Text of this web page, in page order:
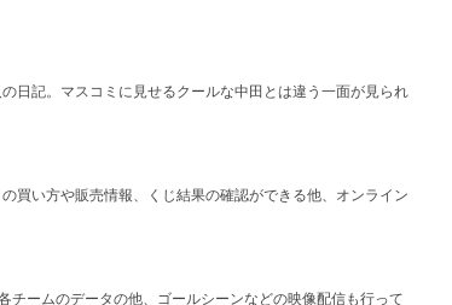
日記。マスコミに見せるクールな中田とは違う一面が見られ
買い方や販売情報、くじ結果の確認ができる他、オンライン
チームのデータの他、ゴールシーンなどの映像配信も行って